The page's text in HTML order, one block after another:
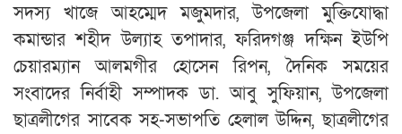
সদস্য খাজে আহম্মেদ মজুমদার, উপজেলা মুক্তিযোদ্ধা
কমান্ডার শহীদ উল্যাহ তপাদার, ফরিদগঞ্জ দক্ষিন ইউপি
চেয়ারম্যান আলমগীর হোসেন রিপন, দৈনিক সময়ের
সংবাদের নির্বাহী সম্পাদক ডা. আবু সুফিয়ান, উপজেলা
ছাত্রলীগের সাবেক সহ-সভাপতি হেলাল উদ্দিন, ছাত্রলীগের